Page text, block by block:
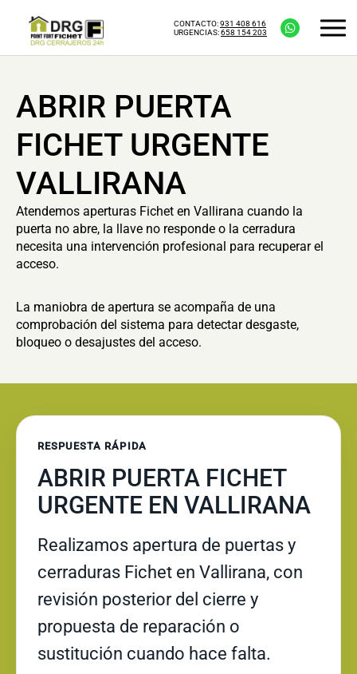
CONTACTO:931 408 616
URGENCIAS:658 154 203
ABRIR PUERTA
FICHET URGENTE
VALLIRANA
Atendemos aperturas Fichet en Vallirana cuando la
puerta no abre, la llave no responde o la cerradura
necesita una intervención profesional para recuperar el
acceso.
La maniobra de apertura se acompaña de una
comprobación del sistema para detectar desgaste,
bloqueo o desajustes del acceso.
RESPUESTA RÁPIDA
ABRIR PUERTA FICHET
URGENTE EN VALLIRANA
Realizamos apertura de puertas y
cerraduras Fichet en Vallirana, con
revisión posterior del cierre y
propuesta de reparación o
sustitución cuando hace falta.